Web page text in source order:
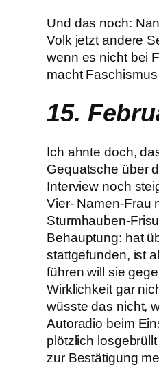
Und das noch:
Volk jetzt andere
wenn es nicht bei
macht
15.
Ich ahnte doch,
Gequatsche über
Interview noch
Vier- Namen-Frau
Sturmhauben-
Behauptung: hat
stattgefunden, ist
führen will sie
Wirklichkeit gar
wüsste das nicht,
Autoradio beim
plötzlich
zur Bestätigung